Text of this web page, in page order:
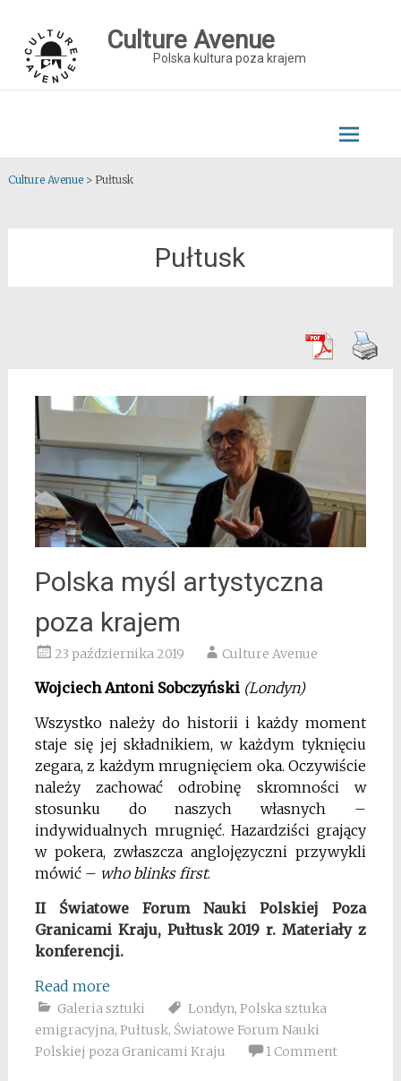
content
Culture Avenue
Polska kultura poza krajem
Culture Avenue> Pułtusk
Pułtusk
Polska myśl artystyczna
poza krajem
23 października 2019 Culture Avenue
Wojciech Antoni Sobczyński (Londyn)
Wszystko należy do historii i każdy moment
staje się jej składnikiem, w każdym tyknięciu
zegara, z każdym mrugnięciem oka. Oczywiście
należy zachować odrobinę skromności w
stosunku do naszych własnych –
indywidualnych mrugnięć. Hazardziści grający
w pokera, zwłaszcza anglojęzyczni przywykli
mówić – who blinks first.
II Światowe Forum Nauki Polskiej Poza
Granicami Kraju, Pułtusk 2019 r. Materiały z
konferencji.
Read more
Galeria sztuki Londyn, Polska sztuka
emigracyjna, Pułtusk, Światowe Forum Nauki
Polskiej poza Granicami Kraju
1 Comment